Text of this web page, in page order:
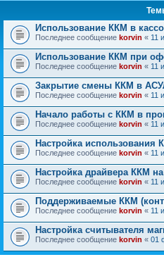
Использование ККМ в
Последнее сообщение korvin « 11
Использование ККМ при
Последнее сообщение korvin « 11
Закрытие смены ККМ в
Последнее сообщение korvin « 11
Начало работы с ККМ в
Последнее сообщение korvin « 11
Настройка использования
Последнее сообщение korvin « 11
Настройка драйвера ККМ
Последнее сообщение korvin « 11
Поддерживаемые ККМ
Последнее сообщение korvin « 11
Настройка считывателя
Последнее сообщение korvin « 01